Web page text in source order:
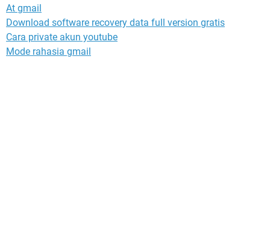
At gmail
Download software recovery data full version gratis
Cara private akun youtube
Mode rahasia gmail